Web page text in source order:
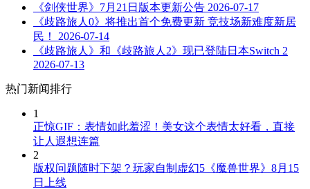
《剑侠世界》7月21日版本更新公告 2026-07-17
《歧路旅人0》将推出首个免费更新 竞技场新难度新居
民！
2026-07-14
《歧路旅人》和《歧路旅人2》现已登陆日本Switch 2
2026-07-13
热门新闻排行
1
正惊GIF：表情如此羞涩！美女这个表情太好看，直接
让人遐想连篇
2
版权问题随时下架？玩家自制虚幻5《魔兽世界》8月15
日上线